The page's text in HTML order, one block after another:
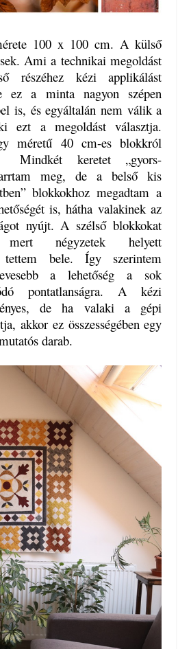
100 x 100 cm. A külső
Ami a technikai megoldást
részéhez kézi applikálást
ez a minta nagyon szépen
is, és egyáltalán nem válik a
ezt a megoldást választja.
méretű 40 cm-es blokkról
Mindkét keretet „gyors-
meg, de a belső kis
blokkokhoz megadtam a
is, hátha valakinek az
nyújt. A szélső blokkokat
mert négyzetek helyett
bele. Így szerintem
a lehetőség a sok
pontatlanságra. A kézi
de ha valaki a gépi
akkor ez összességében egy
darab.